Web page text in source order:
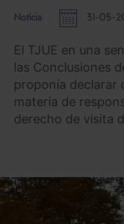
Noticia 31-05-
El TJUE en una
las Conclusiones
proponía declarar
materia de
derecho de visita